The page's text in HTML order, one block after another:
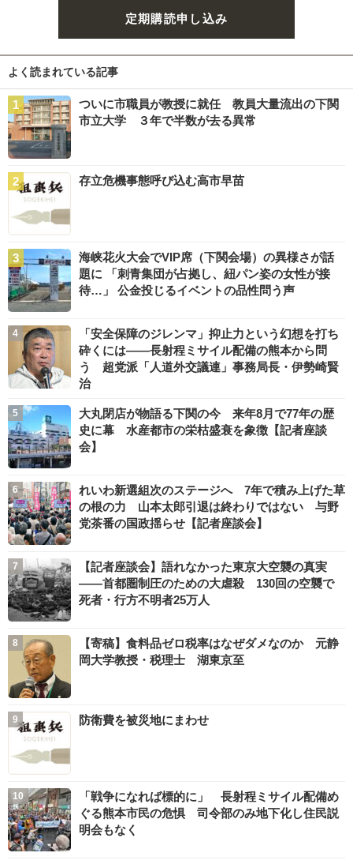
定期購読申し込み
よく読まれている記事
ついに市職員が教授に就任 教員大量流出の下関
市立大学 ３年で半数が去る異常
存立危機事態呼び込む高市早苗
海峡花火大会でVIP席（下関会場）の異様さが話
題に 「刺青集団が占拠し、紐パン姿の女性が接
待…」 公金投じるイベントの品性問う声
「安全保障のジレンマ」抑止力という幻想を打ち
砕くには――長射程ミサイル配備の熊本から問
う 超党派「人道外交議連」事務局長・伊勢崎賢
治
大丸閉店が物語る下関の今 来年8月で77年の歴
史に幕 水産都市の栄枯盛衰を象徴【記者座談
会】
れいわ新選組次のステージへ 7年で積み上げた草
の根の力 山本太郎引退は終わりではない 与野
党茶番の国政揺らせ【記者座談会】
【記者座談会】語れなかった東京大空襲の真実
――首都圏制圧のための大虐殺 130回の空襲で
死者・行方不明者25万人
【寄稿】食料品ゼロ税率はなぜダメなのか 元静
岡大学教授・税理士 湖東京至
防衛費を被災地にまわせ
「戦争になれば標的に」 長射程ミサイル配備め
ぐる熊本市民の危惧 司令部のみ地下化し住民説
明会もなく